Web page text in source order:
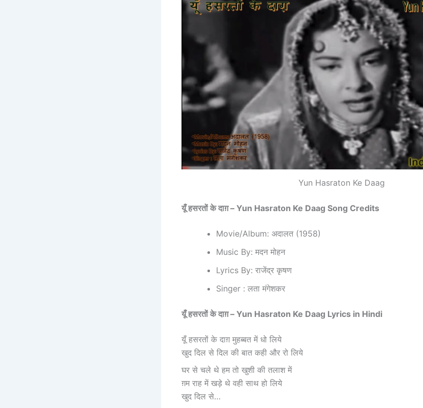
Yun Hasraton Ke Daag
यूँ हसरतों के दाग़ – Yun Hasraton Ke Daag Song Credits
Movie/Album: अदालत (1958)
Music By: मदन मोहन
Lyrics By: राजेंद्र कृषण
Singer : लता मंगेशकर
यूँ हसरतों के दाग़ – Yun Hasraton Ke Daag Lyrics in Hindi
यूँ हसरतों के दाग़ मुहब्बत में धो लिये
खुद दिल से दिल की बात कही और रो लिये
घर से चले थे हम तो खुशी की तलाश में
ग़म राह में खड़े थे वही साथ हो लिये
खुद दिल से…